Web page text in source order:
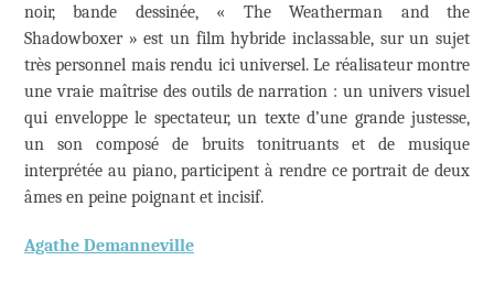
noir, bande dessinée, « The Weatherman and the
Shadowboxer » est un film hybride inclassable, sur un sujet
très personnel mais rendu ici universel. Le réalisateur montre
une vraie maîtrise des outils de narration : un univers visuel
qui enveloppe le spectateur, un texte d’une grande justesse,
un son composé de bruits tonitruants et de musique
interprétée au piano, participent à rendre ce portrait de deux
âmes en peine poignant et incisif.
Agathe Demanneville